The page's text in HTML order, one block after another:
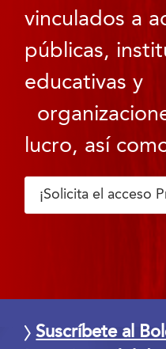
vinculados a
públicas,
educativas y
lucro, así
¡Solicita el acceso
Suscríbete al